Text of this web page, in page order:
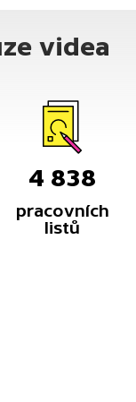
videa
4 838
pracovních
listů